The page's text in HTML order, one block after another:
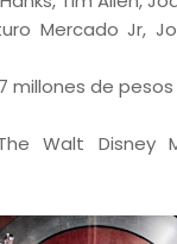
Mercado Jr,
millones de pesos
Walt Disney